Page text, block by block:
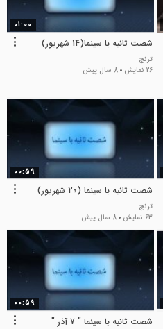
01:00
شصت ثانیه با سینما(14 شهریور)
ترنج
26 نمایش
8 سال پیش
00:59
شصت ثانیه با سینما (20 شهریور)
ترنج
63 نمایش
8 سال پیش
00:59
شصت ثانیه با سینما " 7 آذر "